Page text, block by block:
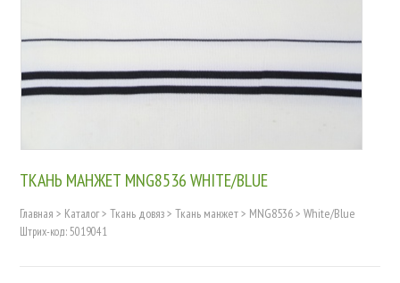
ТКАНЬ МАНЖЕТ MNG8536 WHITE/BLUE
Главная > Каталог> Ткань довяз> Ткань манжет> MNG8536> White/Blue
Штрих-код: 5019041